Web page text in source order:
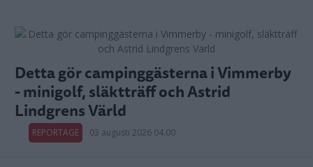
Detta gör campinggästerna i Vimmerby
- minigolf, släktträff och Astrid
Lindgrens Värld
REPORTAGE 03 augusti 2026 04.00